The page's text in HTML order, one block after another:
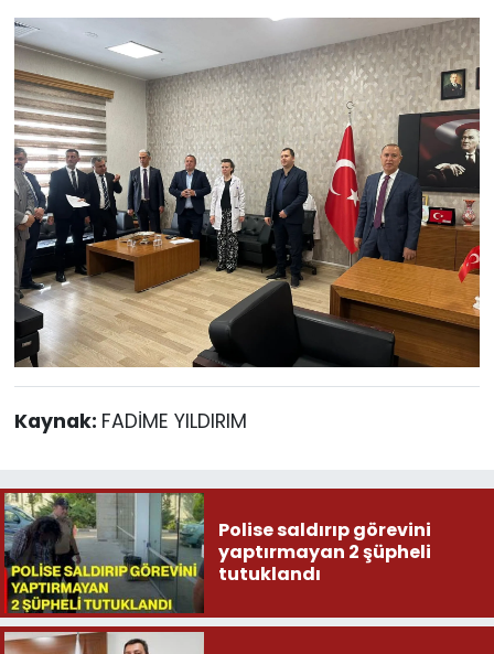
Kaynak: FADİME YILDIRIM
Polise saldırıp görevini
yaptırmayan 2 şüpheli
tutuklandı